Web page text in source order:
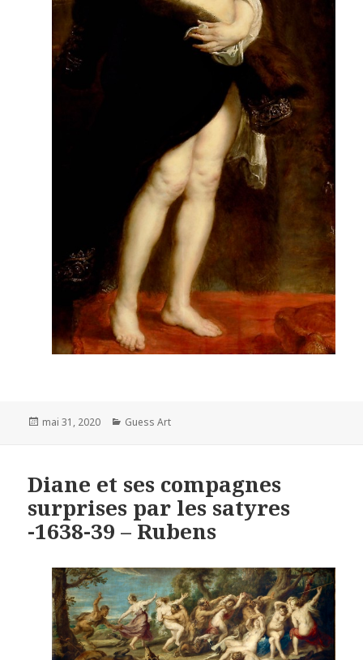
Posted
mai 31, 2020 Categories
Guess Art
Diane et ses compagnes
surprises par les satyres
-1638-39 – Rubens